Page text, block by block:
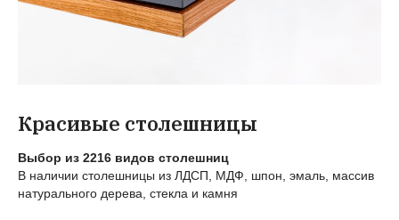
Красивые столешницы
Выбор из 2216 видов столешниц
В наличии столешницы из ЛДСП, МДФ, шпон, эмаль, массив
натурального дерева, стекла и камня